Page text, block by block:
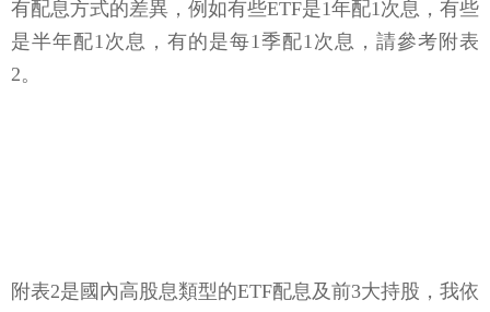
有配息方式的差異，例如有些ETF是1年配1次息，有些
是半年配1次息，有的是每1季配1次息，請參考附表
2。
附表2是國內高股息類型的ETF配息及前3大持股，我依